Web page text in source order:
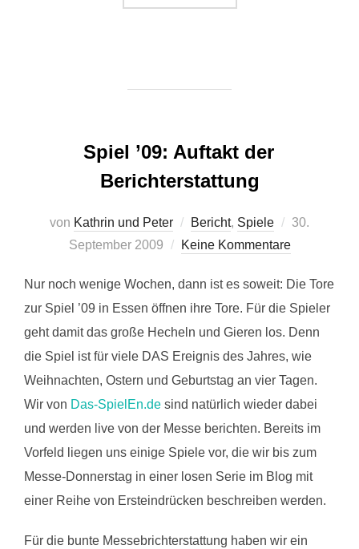
Spiel ’09: Auftakt der
Berichterstattung
von Kathrin und Peter Bericht, Spiele
30.
September 2009
Keine Kommentare
Nur noch wenige Wochen, dann ist es soweit: Die Tore
zur Spiel ’09 in Essen öffnen ihre Tore. Für die Spieler
geht damit das große Hecheln und Gieren los. Denn
die Spiel ist für viele DAS Ereignis des Jahres, wie
Weihnachten, Ostern und Geburtstag an vier Tagen.
Wir von Das-SpielEn.de sind natürlich wieder dabei
und werden live von der Messe berichten. Bereits im
Vorfeld liegen uns einige Spiele vor, die wir bis zum
Messe-Donnerstag in einer losen Serie im Blog mit
einer Reihe von Ersteindrücken beschreiben werden.
Für die bunte Messebrichterstattung haben wir ein